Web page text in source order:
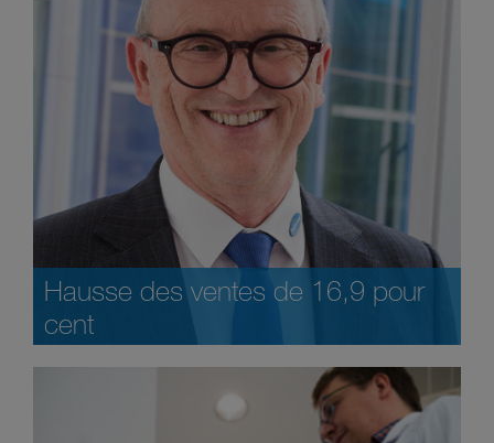
Hausse des ventes de 16,9 pour
cent